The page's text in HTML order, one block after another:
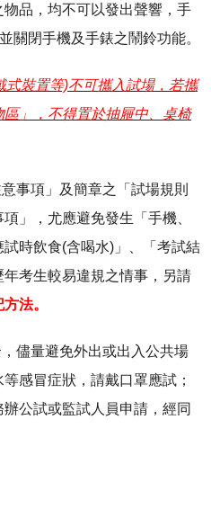
品，均不可以發出聲響，手
關閉手機及手錶之鬧鈴功能。
裝置等)不可攜入試場，若攜
」，不得置於抽屜中、桌椅
事項」及簡章之「試場規則
」，尤應避免發生「手機、
時飲食(含喝水)」、「考試結
考生較易違規之情事，另請
法。
儘量避免外出或出入公共場
感冒症狀，請戴口罩應試；
公試或監試人員申請，經同